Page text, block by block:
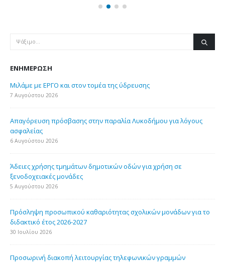
ΕΝΗΜΈΡΩΣΗ
Μιλάμε με ΕΡΓΟ και στον τομέα της ύδρευσης
7 Αυγούστου 2026
Απαγόρευση πρόσβασης στην παραλία Λυκοδήμου για λόγους
ασφαλείας
6 Αυγούστου 2026
Άδειες χρήσης τμημάτων δημοτικών οδών για χρήση σε
ξενοδοχειακές μονάδες
5 Αυγούστου 2026
Πρόσληψη προσωπικού καθαριότητας σχολικών μονάδων για το
διδακτικό έτος 2026-2027
30 Ιουλίου 2026
Προσωρινή διακοπή λειτουργίας τηλεφωνικών γραμμών